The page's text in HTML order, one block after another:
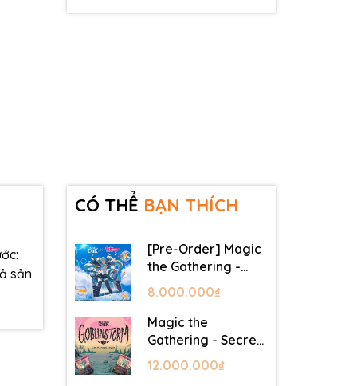
sản
CÓ THỂ BẠN THÍCH
[Pre-Order] Magic
the Gathering -
Secret Lair -
Commander Deck:
Hatsune Miku
8.000.000₫
Magic the
Gathering - Secret
Lair - Commander
Deck: Goblin Storm
12.000.000₫